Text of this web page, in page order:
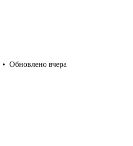
• Обновлено вчера